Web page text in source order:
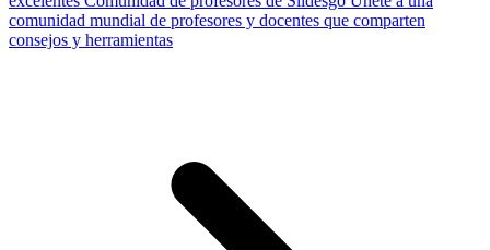
comunidad mundial de profesores y docentes que comparten
consejos y herramientas